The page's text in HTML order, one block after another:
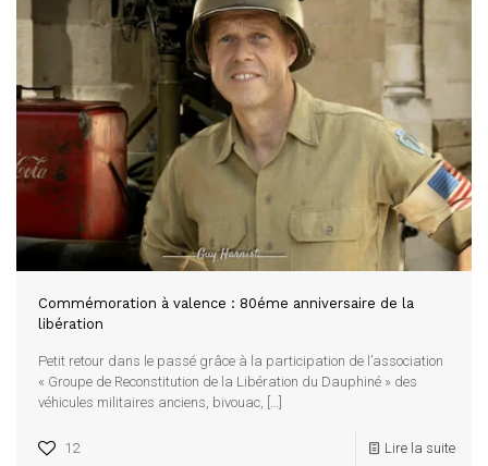
Commémoration à valence : 80éme anniversaire de la
libération
Petit retour dans le passé grâce à la participation de l’association
« Groupe de Reconstitution de la Libération du Dauphiné » des
véhicules militaires anciens, bivouac, […]
12 Lire la suite